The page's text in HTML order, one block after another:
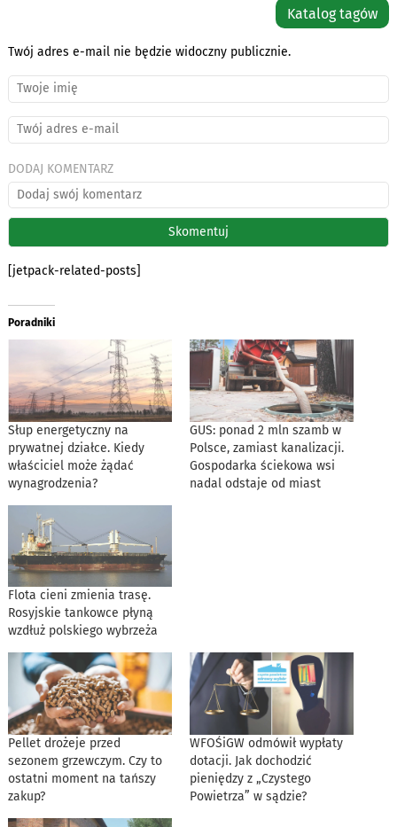
Katalog tagów
Twój adres e-mail nie będzie widoczny publicznie.
DODAJ KOMENTARZ
[jetpack-related-posts]
Poradniki
Słup energetyczny na
prywatnej działce. Kiedy
właściciel może żądać
wynagrodzenia?
GUS: ponad 2 mln szamb w
Polsce, zamiast kanalizacji.
Gospodarka ściekowa wsi
nadal odstaje od miast
Flota cieni zmienia trasę.
Rosyjskie tankowce płyną
wzdłuż polskiego wybrzeża
Pellet drożeje przed
sezonem grzewczym. Czy to
ostatni moment na tańszy
zakup?
WFOŚiGW odmówił wypłaty
dotacji. Jak dochodzić
pieniędzy z „Czystego
Powietrza” w sądzie?